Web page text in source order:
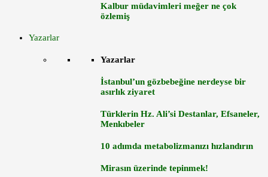
Kalbur müdavimleri meğer ne çok
özlemiş
Yazarlar
Yazarlar
İstanbul’un gözbebeğine nerdeyse bir
asırlık ziyaret
Türklerin Hz. Ali’si Destanlar, Efsaneler,
Menkıbeler
10 adımda metabolizmanızı hızlandırın
Mirasın üzerinde tepinmek!